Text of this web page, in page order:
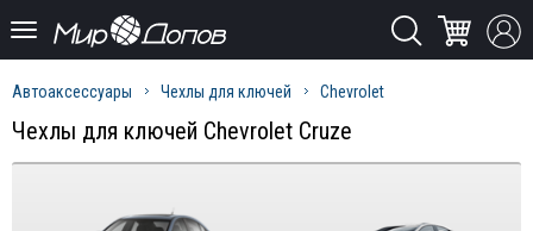
Автоаксессуары Чехлы для ключей Chevrolet
Чехлы для ключей Chevrolet Cruze